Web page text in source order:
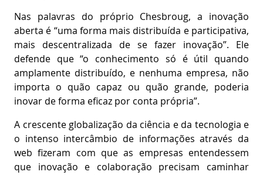
Nas palavras do próprio Chesbroug, a inovação
aberta é “uma forma mais distribuída e participativa,
mais descentralizada de se fazer inovação”. Ele
defende que “o conhecimento só é útil quando
amplamente distribuído, e nenhuma empresa, não
importa o quão capaz ou quão grande, poderia
inovar de forma eficaz por conta própria”.
A crescente globalização da ciência e da tecnologia e
o intenso intercâmbio de informações através da
web fizeram com que as empresas entendessem
que inovação e colaboração precisam caminhar